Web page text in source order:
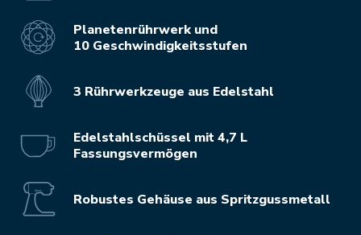
Planetenrührwerk und
10 Geschwindigkeitsstufen
3 Rührwerkzeuge aus Edelstahl
Edelstahlschüssel mit 4,7 L
Fassungsvermögen
Robustes Gehäuse aus Spritzgussmetall